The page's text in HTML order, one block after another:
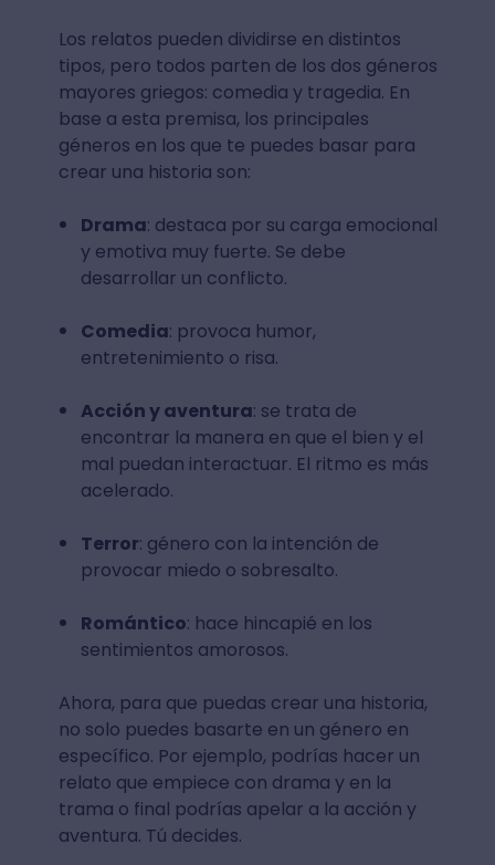
Los relatos pueden dividirse en distintos
tipos, pero todos parten de los dos géneros
mayores griegos: comedia y tragedia. En
base a esta premisa, los principales
géneros en los que te puedes basar para
crear una historia son:
Drama: destaca por su carga emocional
y emotiva muy fuerte. Se debe
desarrollar un conflicto.
Comedia: provoca humor,
entretenimiento o risa.
Acción y aventura: se trata de
encontrar la manera en que el bien y el
mal puedan interactuar. El ritmo es más
acelerado.
Terror: género con la intención de
provocar miedo o sobresalto.
Romántico: hace hincapié en los
sentimientos amorosos.
Ahora, para que puedas crear una historia,
no solo puedes basarte en un género en
específico. Por ejemplo, podrías hacer un
relato que empiece con drama y en la
trama o final podrías apelar a la acción y
aventura. Tú decides.